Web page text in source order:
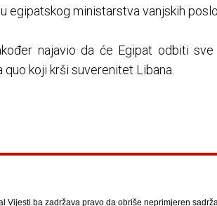
egipatskog ministarstva vanjskih
najavio da će Egipat odbiti sve
quo koji krši suverenitet Libana.
Vijesti.ba zadržava pravo da obriše neprimjeren